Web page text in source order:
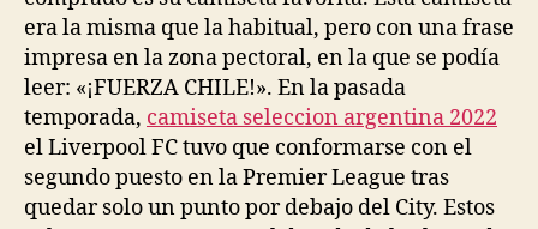
era la misma que la habitual, pero con una frase
impresa en la zona pectoral, en la que se podía
leer: «¡FUERZA CHILE!». En la pasada
temporada, camiseta seleccion argentina 2022
el Liverpool FC tuvo que conformarse con el
segundo puesto en la Premier League tras
quedar solo un punto por debajo del City. Estos